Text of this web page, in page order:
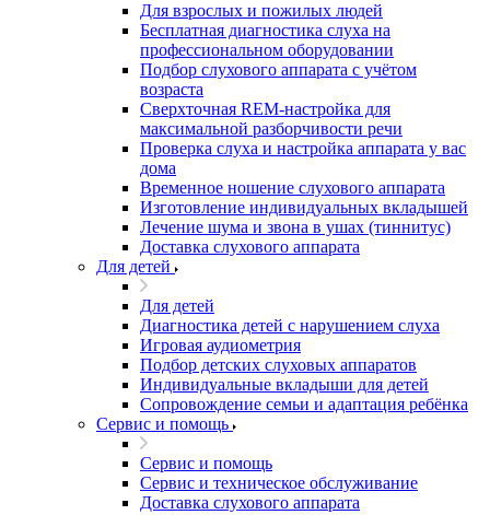
Для взрослых и пожилых людей
Бесплатная диагностика слуха на
профессиональном оборудовании
Подбор слухового аппарата с учётом
возраста
Сверхточная REM-настройка для
максимальной разборчивости речи
Проверка слуха и настройка аппарата у вас
дома
Временное ношение слухового аппарата
Изготовление индивидуальных вкладышей
Лечение шума и звона в ушах (тиннитус)
Доставка слухового аппарата
Для детей
Для детей
Диагностика детей с нарушением слуха
Игровая аудиометрия
Подбор детских слуховых аппаратов
Индивидуальные вкладыши для детей
Сопровождение семьи и адаптация ребёнка
Сервис и помощь
Сервис и помощь
Сервис и техническое обслуживание
Доставка слухового аппарата